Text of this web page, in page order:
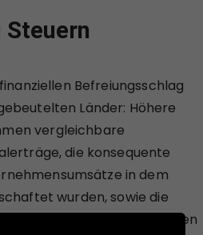
Befreiungsschlag
Länder: Höhere
vergleichbare
die konsequente
in dem
wurden, sowie die
im Orbit vagabundierenden